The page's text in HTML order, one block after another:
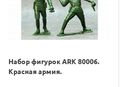
Набор фигурок ARK 80006.
Красная армия.